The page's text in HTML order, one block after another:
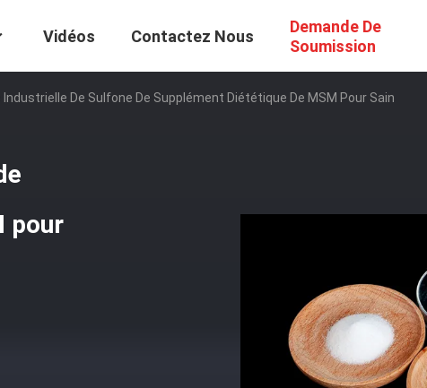
Vidéos Contactez Nous
Demande De
Soumission
De Sulfone De Supplément Diététique De MSM Pour Sain
pour